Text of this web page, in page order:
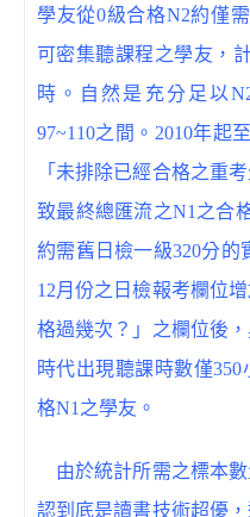
學友從0級合格N2約僅
可密集聽課程之學友，
時。自然是充分足以
97~110之間。2010年起
「未排除已經合格之重
致最終總匯流之N1之合
約需舊日檢一級320分的
12月份之日檢報考欄位
格過幾次？」之欄位後
時代出現聽課時數僅
格N1之學友。
由於統計所需之標本數
認到底是讀書技術超優